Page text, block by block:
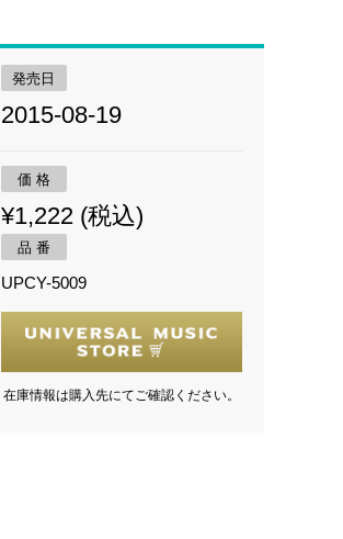
発売日
2015-08-19
価 格
¥1,222 (税込)
品 番
UPCY-5009
在庫情報は購入先にてご確認ください。